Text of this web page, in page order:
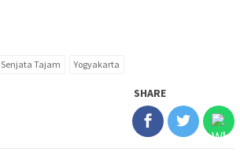
Senjata Tajam Yogyakarta
SHARE